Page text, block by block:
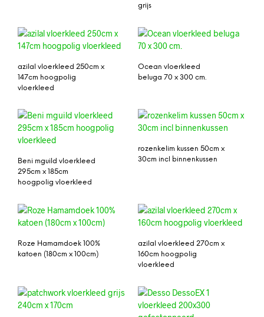
grijs
azilal vloerkleed 250cm x
147cm hoogpolig
vloerkleed
Ocean vloerkleed
beluga 70 x 300 cm.
Beni mguild vloerkleed
295cm x 185cm
hoogpolig vloerkleed
rozenkelim kussen 50cm x
30cm incl binnenkussen
Roze Hamamdoek 100%
katoen (180cm x 100cm)
azilal vloerkleed 270cm x
160cm hoogpolig
vloerkleed